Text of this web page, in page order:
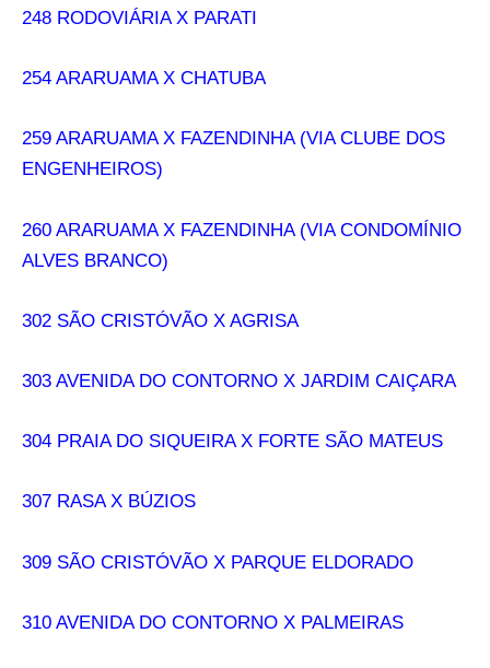
248 RODOVIÁRIA X PARATI
254 ARARUAMA X CHATUBA
259 ARARUAMA X FAZENDINHA (VIA CLUBE DOS
ENGENHEIROS)
260 ARARUAMA X FAZENDINHA (VIA CONDOMÍNIO
ALVES BRANCO)
302 SÃO CRISTÓVÃO X AGRISA
303 AVENIDA DO CONTORNO X JARDIM CAIÇARA
304 PRAIA DO SIQUEIRA X FORTE SÃO MATEUS
307 RASA X BÚZIOS
309 SÃO CRISTÓVÃO X PARQUE ELDORADO
310 AVENIDA DO CONTORNO X PALMEIRAS